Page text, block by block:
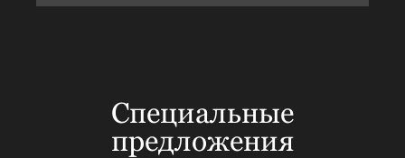
Специальные
предложения